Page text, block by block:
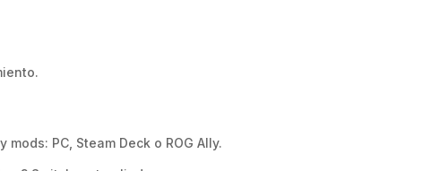
PC, Steam Deck o ROG Ally.